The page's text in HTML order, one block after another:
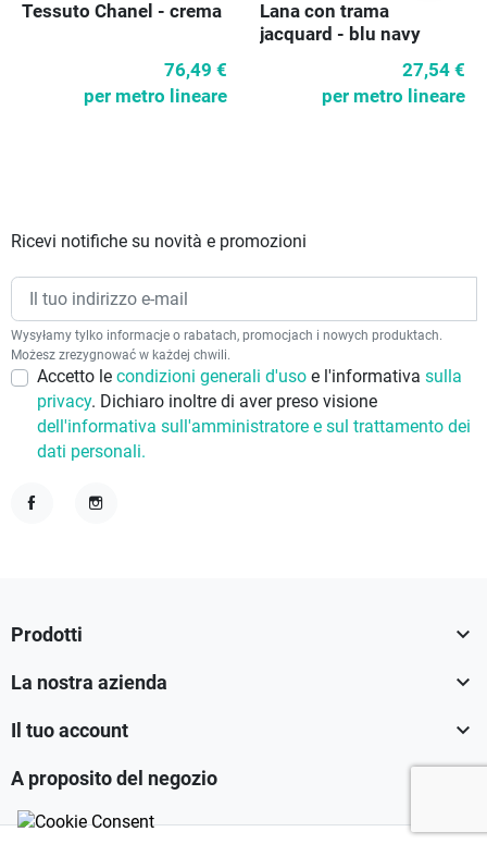
Tessuto Chanel - crema
76,49 €
per metro lineare
Lana con trama
jacquard - blu navy
27,54 €
per metro lineare
Ricevi notifiche su novità e promozioni
Wysyłamy tylko informacje o rabatach, promocjach i nowych produktach.
Możesz zrezygnować w każdej chwili.
Accetto le condizioni generali d'uso e l'informativa sulla
privacy. Dichiaro inoltre di aver preso visione
dell'informativa sull'amministratore e sul trattamento dei
dati personali.
Prodotti 
La nostra azienda 
Il tuo account 
A proposito del negozio